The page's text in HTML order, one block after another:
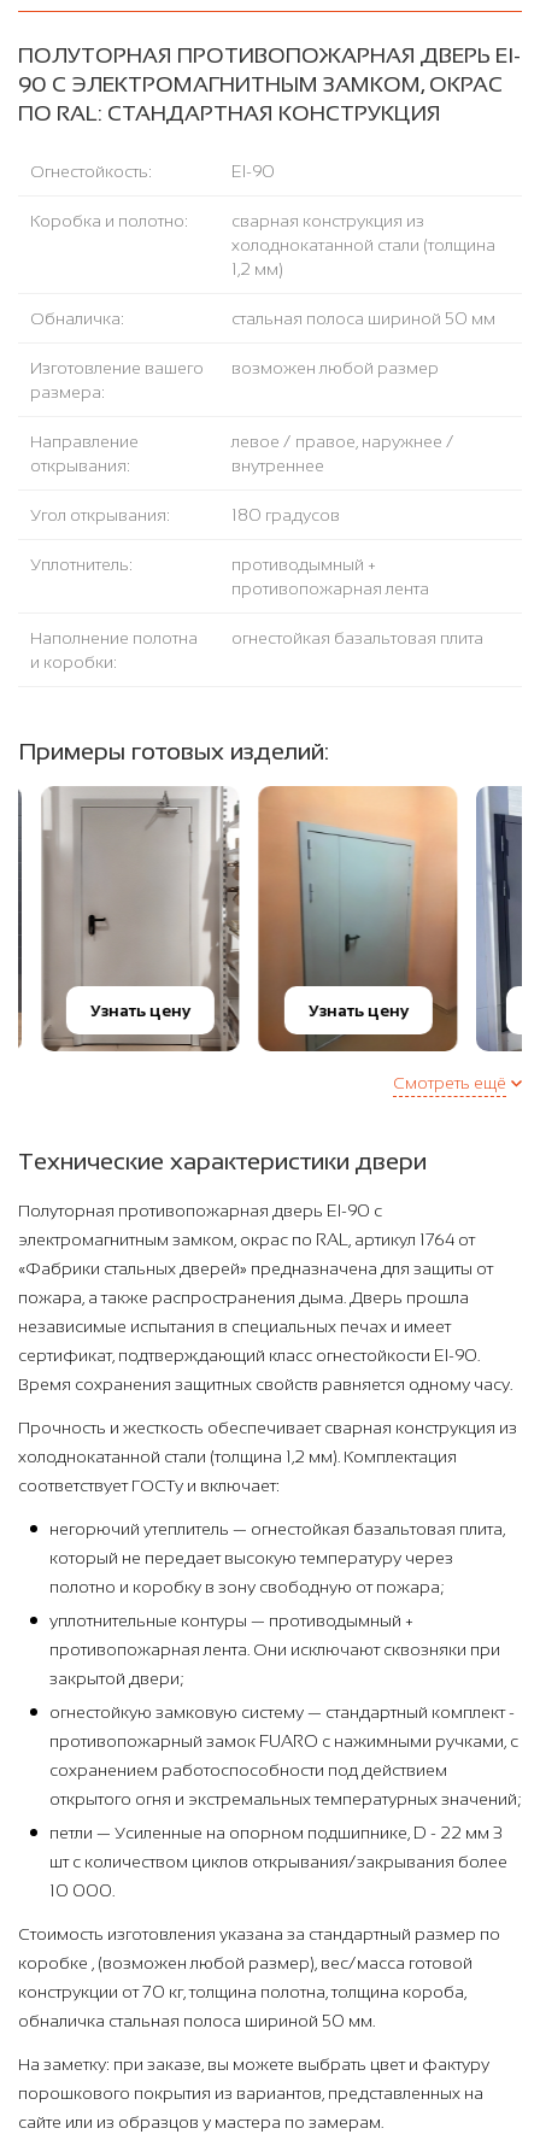
ПОЛУТОРНАЯ ПРОТИВОПОЖАРНАЯ ДВЕРЬ EI-
90 С ЭЛЕКТРОМАГНИТНЫМ ЗАМКОМ, ОКРАС
ПО RAL: СТАНДАРТНАЯ КОНСТРУКЦИЯ
Огнестойкость: EI-90
Коробка и полотно:
сварная конструкция из
холоднокатанной стали (толщина
1,2 мм)
Обналичка: стальная полоса шириной 50 мм
Изготовление вашего
размера:
возможен любой размер
Направление
открывания:
левое / правое, наружнее /
внутреннее
Угол открывания: 180 градусов
Уплотнитель:
противодымный +
противопожарная лента
Наполнение полотна
и коробки:
огнестойкая базальтовая плита
Примеры готовых изделий:
Узнать цену Узнать цену
Смотреть ещё
Технические характеристики двери
Полуторная противопожарная дверь EI-90 с
электромагнитным замком, окрас по RAL, артикул 1764 от
«Фабрики стальных дверей» предназначена для защиты от
пожара, а также распространения дыма. Дверь прошла
независимые испытания в специальных печах и имеет
сертификат, подтверждающий класс огнестойкости EI-90.
Время сохранения защитных свойств равняется одному часу.
Прочность и жесткость обеспечивает сварная конструкция из
холоднокатанной стали (толщина 1,2 мм). Комплектация
соответствует ГОСТу и включает:
негорючий утеплитель — огнестойкая базальтовая плита,
который не передает высокую температуру через
полотно и коробку в зону свободную от пожара;
уплотнительные контуры — противодымный +
противопожарная лента. Они исключают сквозняки при
закрытой двери;
огнестойкую замковую систему — стандартный комплект -
противопожарный замок FUARO с нажимными ручками, с
сохранением работоспособности под действием
открытого огня и экстремальных температурных значений;
петли — Усиленные на опорном подшипнике, D - 22 мм 3
шт с количеством циклов открывания/закрывания более
10 000.
Стоимость изготовления указана за стандартный размер по
коробке , (возможен любой размер), вес/масса готовой
конструкции от 70 кг, толщина полотна, толщина короба,
обналичка стальная полоса шириной 50 мм.
На заметку: при заказе, вы можете выбрать цвет и фактуру
порошкового покрытия из вариантов, представленных на
сайте или из образцов у мастера по замерам.